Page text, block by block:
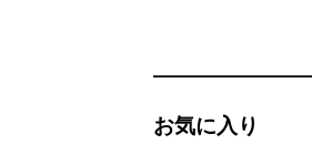
お気に入り